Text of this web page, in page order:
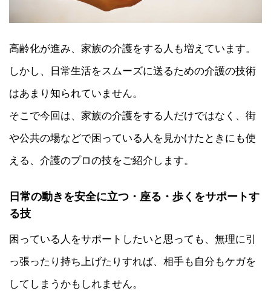
高齢化が進み、家族の介護をする人も増えています。
しかし、日常生活をスムーズに送るための介護の技術
はあまり知られていません。
そこで今回は、家族の介護をする人だけではなく、街
や公共の場などで困っている人を見かけたときにも使
える、介護のプロの技をご紹介します。
日常の動きを安全に立つ・座る・歩くをサポートす
る技
困っている人をサポートしたいと思っても、無理に引
っ張ったり持ち上げたりすれば、相手も自分もケガを
してしまうかもしれません。